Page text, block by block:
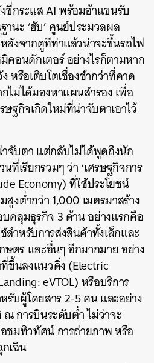
ขี่กระแส AI พร้อมอ้าแขนรับ
านะ ‘ฮับ’ ศูนย์ประมวลผล
ลังจากดูทีท่าแล้วน่าจะขึ้นรถไฟ
คอนดักเตอร์ อย่างไรก็ตามหาก
หรือเติบโตเชื่องช้ากว่าที่คาด
ไม่ได้มองหาแผนสำรอง เพื่อ
ฐกิจเกิดใหม่ที่น่าจับตาเอาไว้
จับตา แต่กลับไม่ได้พูดถึงนัก
ที่เรียกรวมๆ ว่า ‘เศรษฐกิจการ
Economy) ที่ใช้ประโยชน์
งต่ำกว่า 1,000 เมตรมาสร้าง
คลุมธุรกิจ 3 ด้าน อย่างแรกคือ
สำหรับการส่งสินค้าทั้งเล็กและ
ษตร และอื่นๆ อีกมากมาย อย่าง
ขึ้นลงแนวดิ่ง (Electric
eVTOL) หรือบริการ
บผู้โดยสาร 2-5 คน และอย่าง
การบินระดับต่ำ ไม่ว่าจะ
ชมทิวทัศน์ การถ่ายภาพ หรือ
เฉิน